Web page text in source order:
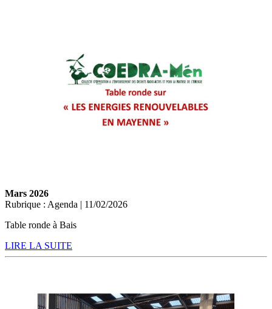
Mars 2026
Rubrique : Agenda | 11/02/2026
Table ronde à Bais
LIRE LA SUITE